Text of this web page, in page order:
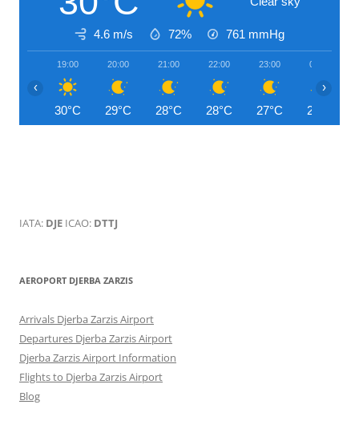
4.6 m/s 72% 761 mmHg
19:00
30°C
20:00
29°C
21:00
28°C
22:00
28°C
23:00
27°C
00:00
27°C
‹ ›
IATA: DJE ICAO: DTTJ
AEROPORT DJERBA ZARZIS
Arrivals Djerba Zarzis Airport
Departures Djerba Zarzis Airport
Djerba Zarzis Airport Information
Flights to Djerba Zarzis Airport
Blog